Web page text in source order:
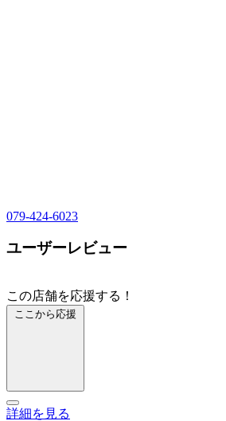
079-424-6023
ユーザーレビュー
この店舗を応援する！
ここから応援
詳細を見る